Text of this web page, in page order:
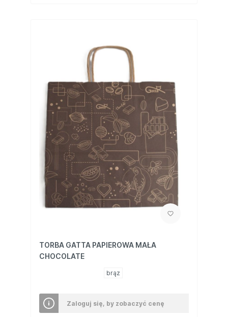
TORBA GATTA PAPIEROWA MAŁA
CHOCOLATE
brąz
Zaloguj się, by zobaczyć cenę